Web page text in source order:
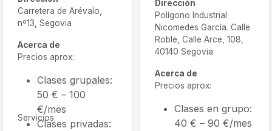
Carretera de Arévalo,
nº13, Segovia
Acerca de
Precios aprox:
Clases grupales:
50 € – 100
€/mes
Clases privadas:
Servicios:
Dirección
Polígono Industrial
Nicomedes García. Calle
Roble, Calle Arce, 108,
40140 Segovia
Acerca de
Precios aprox:
Clases en grupo:
40 € – 90 €/mes